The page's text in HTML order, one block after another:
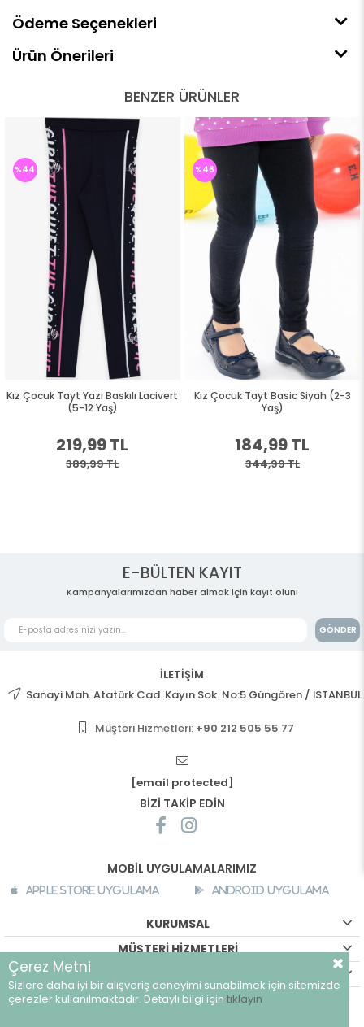
Ödeme Seçenekleri
Ürün Önerileri
BENZER ÜRÜNLER
Kız Çocuk Tayt Yazı Baskılı Lacivert
(5-12 Yaş)
219,99 TL
389,99 TL
%44
Kız Çocuk Tayt Basic Siyah (2-3
Yaş)
184,99 TL
344,99 TL
%46
E-BÜLTEN KAYIT
Kampanyalarımızdan haber almak için kayıt olun!
GÖNDER
İLETİŞİM
Sanayi Mah. Atatürk Cad. Kayın Sok. No:5 Güngören / İSTANBUL
Müşteri Hizmetleri: +90 212 505 55 77
[email protected]
BİZİ TAKİP EDİN
MOBİL UYGULAMALARIMIZ
Apple Store Uygulama Android Uygulama
KURUMSAL
MÜŞTERİ HİZMETLERİ
©breeze.com.tr - Tüm hakları saklıdır.
Çerez Metni
Sizlere daha iyi bir alışveriş deneyimi sunabilmek için sitemizde
çerezler kullanılmaktadır. Detaylı bilgi için tıklayın